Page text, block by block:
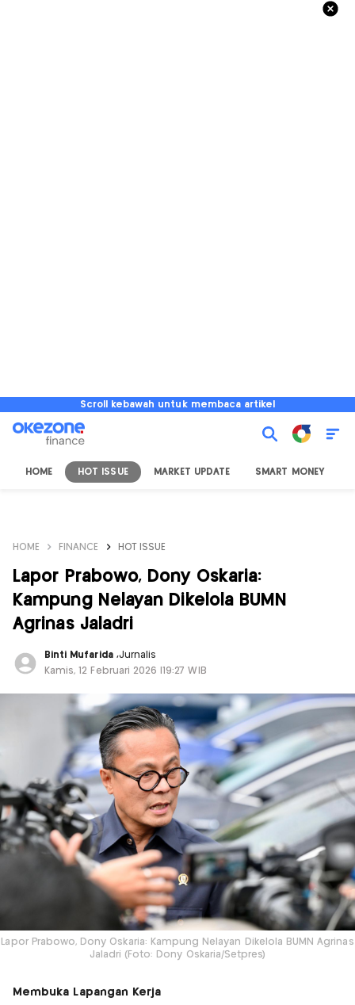
Scroll kebawah untuk membaca artikel
HOME HOT ISSUE MARKET UPDATE SMART MONEY
HOME FINANCE HOT ISSUE
Lapor Prabowo, Dony Oskaria:
Kampung Nelayan Dikelola BUMN
Agrinas Jaladri
Binti Mufarida ,Jurnalis
Kamis, 12 Februari 2026 |19:27 WIB
Lapor Prabowo, Dony Oskaria: Kampung Nelayan Dikelola BUMN Agrinas
Jaladri (Foto: Dony Oskaria/Setpres)
Membuka Lapangan Kerja